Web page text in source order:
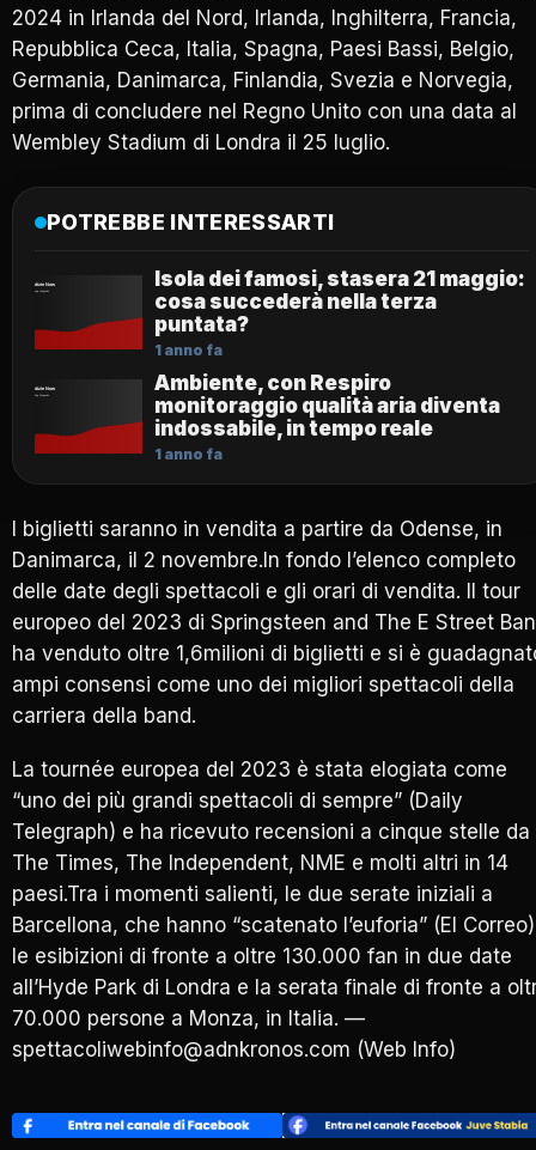
2024 in Irlanda del Nord, Irlanda, Inghilterra, Francia,
Repubblica Ceca, Italia, Spagna, Paesi Bassi, Belgio,
Germania, Danimarca, Finlandia, Svezia e Norvegia,
prima di concludere nel Regno Unito con una data al
Wembley Stadium di Londra il 25 luglio.
POTREBBE INTERESSARTI
Isola dei famosi, stasera 21 maggio:
cosa succederà nella terza
puntata?
1 anno fa
Ambiente, con Respiro
monitoraggio qualità aria diventa
indossabile, in tempo reale
1 anno fa
I biglietti saranno in vendita a partire da Odense, in
Danimarca, il 2 novembre.In fondo l’elenco completo
delle date degli spettacoli e gli orari di vendita. Il tour
europeo del 2023 di Springsteen and The E Street
ha venduto oltre 1,6milioni di biglietti e si è
ampi consensi come uno dei migliori spettacoli della
carriera della band.
La tournée europea del 2023 è stata elogiata come
“uno dei più grandi spettacoli di sempre” (Daily
Telegraph) e ha ricevuto recensioni a cinque stelle da
The Times, The Independent, NME e molti altri in 14
paesi.Tra i momenti salienti, le due serate iniziali a
Barcellona, che hanno “scatenato l’euforia” (El
le esibizioni di fronte a oltre 130.000 fan in due date
all’Hyde Park di Londra e la serata finale di fronte a
70.000 persone a Monza, in Italia. —
spettacoliwebinfo@adnkronos.com (Web Info)